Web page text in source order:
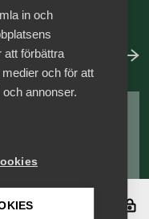
vår digitala
in och
att förbättra
och för att
annonser.